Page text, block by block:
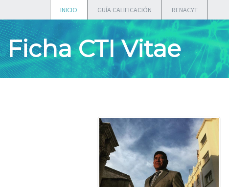
INICIO GUÍA CALIFICACIÓN RENACYT
Ficha CTI Vitae